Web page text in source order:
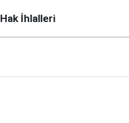
Hak İhlalleri